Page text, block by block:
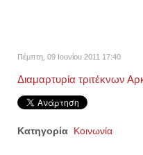
Πέμπτη, 09 Ιουνίου 2011 17:40
Διαμαρτυρία τριτέκνων
Κατηγορία Κοινωνία